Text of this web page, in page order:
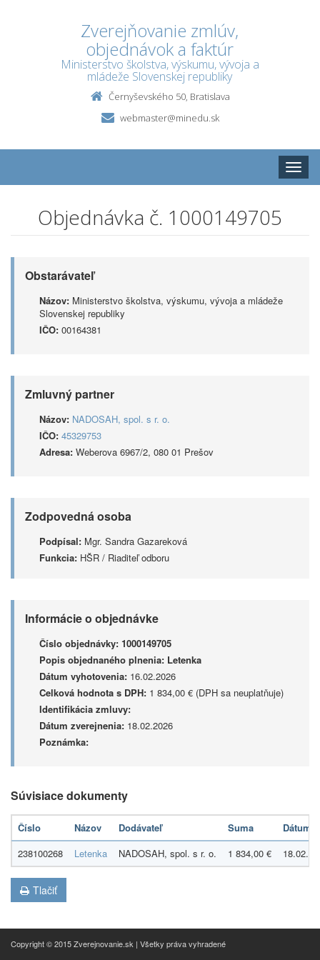
Zverejňovanie zmlúv,
objednávok a faktúr
Ministerstvo školstva, výskumu, vývoja a
mládeže Slovenskej republiky
Černyševského 50, Bratislava
webmaster@minedu.sk
Toggle
Objednávka č. 1000149705
Obstarávateľ
Názov: Ministerstvo školstva, výskumu, vývoja a mládeže
Slovenskej republiky
IČO: 00164381
Zmluvný partner
Názov: NADOSAH, spol. s r. o.
IČO: 45329753
Adresa: Weberova 6967/2, 080 01 Prešov
Zodpovedná osoba
Podpísal: Mgr. Sandra Gazareková
Funkcia: HŠR / Riaditeľ odboru
Informácie o objednávke
Číslo objednávky: 1000149705
Popis objednaného plnenia: Letenka
Dátum vyhotovenia: 16.02.2026
Celková hodnota s DPH: 1 834,00 € (DPH sa neuplatňuje)
Identifikácia zmluvy:
Dátum zverejnenia: 18.02.2026
Poznámka:
Súvisiace dokumenty
Číslo Názov Dodávateľ Suma
Dátum
238100268
Letenka NADOSAH, spol. s r. o. 1 834,00 €
Tlačiť
Copyright © 2015 Zverejnovanie.sk | Všetky práva vyhradené